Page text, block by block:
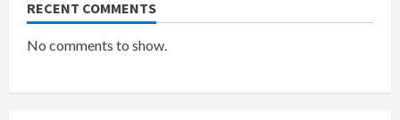
RECENT COMMENTS
No comments to show.